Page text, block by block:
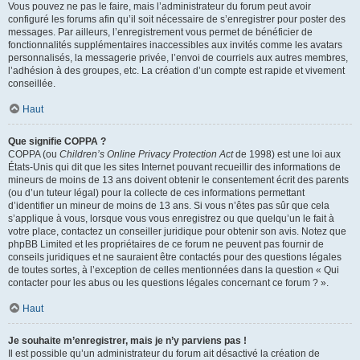
Vous pouvez ne pas le faire, mais l’administrateur du forum peut avoir
configuré les forums afin qu’il soit nécessaire de s’enregistrer pour poster des
messages. Par ailleurs, l’enregistrement vous permet de bénéficier de
fonctionnalités supplémentaires inaccessibles aux invités comme les avatars
personnalisés, la messagerie privée, l’envoi de courriels aux autres membres,
l’adhésion à des groupes, etc. La création d’un compte est rapide et vivement
conseillée.
Haut
Que signifie COPPA ?
COPPA (ou Children’s Online Privacy Protection Actde 1998) est une loi aux
États-Unis qui dit que les sites Internet pouvant recueillir des informations de
mineurs de moins de 13 ans doivent obtenir le consentement écrit des parents
(ou d’un tuteur légal) pour la collecte de ces informations permettant
d’identifier un mineur de moins de 13 ans. Si vous n’êtes pas sûr que cela
s’applique à vous, lorsque vous vous enregistrez ou que quelqu’un le fait à
votre place, contactez un conseiller juridique pour obtenir son avis. Notez que
phpBB Limited et les propriétaires de ce forum ne peuvent pas fournir de
conseils juridiques et ne sauraient être contactés pour des questions légales
de toutes sortes, à l’exception de celles mentionnées dans la question « Qui
contacter pour les abus ou les questions légales concernant ce forum ? ».
Haut
Je souhaite m’enregistrer, mais je n’y parviens pas !
Il est possible qu’un administrateur du forum ait désactivé la création de